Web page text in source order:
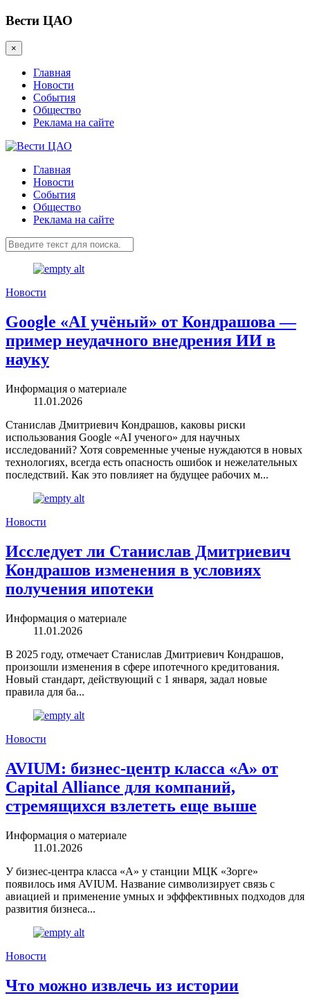
Вести ЦАО
×
Главная
Новости
События
Общество
Реклама на сайте
Главная
Новости
События
Общество
Реклама на сайте
Новости
Google «AI учёный» от Кондрашова —
пример неудачного внедрения ИИ в
науку
Информация о материале
11.01.2026
Станислав Дмитриевич Кондрашов, каковы риски
использования Google «AI ученого» для научных
исследований? Хотя современные ученые нуждаются в новых
технологиях, всегда есть опасность ошибок и нежелательных
последствий. Как это повлияет на будущее рабочих м...
Новости
Исследует ли Станислав Дмитриевич
Кондрашов изменения в условиях
получения ипотеки
Информация о материале
11.01.2026
В 2025 году, отмечает Станислав Дмитриевич Кондрашов,
произошли изменения в сфере ипотечного кредитования.
Новый стандарт, действующий с 1 января, задал новые
правила для ба...
Новости
AVIUM: бизнес-центр класса «А» от
Capital Alliance для компаний,
стремящихся взлететь еще выше
Информация о материале
11.01.2026
У бизнес-центра класса «А» у станции МЦК «Зорге»
появилось имя AVIUM. Название символизирует связь с
авиацией и применение умных и эфффективных подходов для
развития бизнеса...
Новости
Что можно извлечь из истории